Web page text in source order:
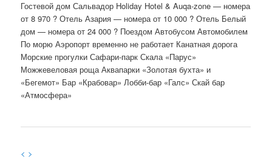
Гостевой дом Сальвадор Holiday Hotel & Auqa-zone — номера
от 8 970 ? Отель Азария — номера от 10 000 ? Отель Белый
дом — номера от 24 000 ? Поездом Автобусом Автомобилем
По морю Аэропорт временно не работает Канатная дорога
Морские прогулки Сафари-парк Скала «Парус»
Можжевеловая роща Аквапарки «Золотая бухта» и
«Бегемот» Бар «Крабовар» Лобби-бар «Галс» Скай бар
«Атмосфера»
< >